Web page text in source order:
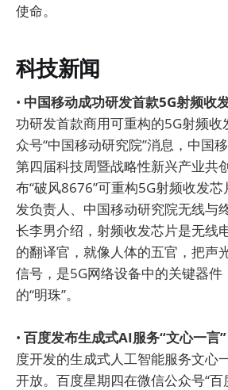
使命。
科技新闻
• 中国移动成功研发首款5G射频收
功研发首款商用可重构的5G射频收
众号“中国移动研究院”消息，中国
第四届科技周暨战略性新兴产业共
布“破风8676”可重构5G射频收发芯
发负责人、中国移动研究院无线与
长李男介绍，射频收发芯片是无线
的翻译官，就像人体的五官，把声
信号，是5G网络设备中的关键器件
的“明珠”。
• 百度发布生成式AI服务“文心一言”
度开发的生成式人工智能服务文心
开放。百度星期四在微信公众号“百